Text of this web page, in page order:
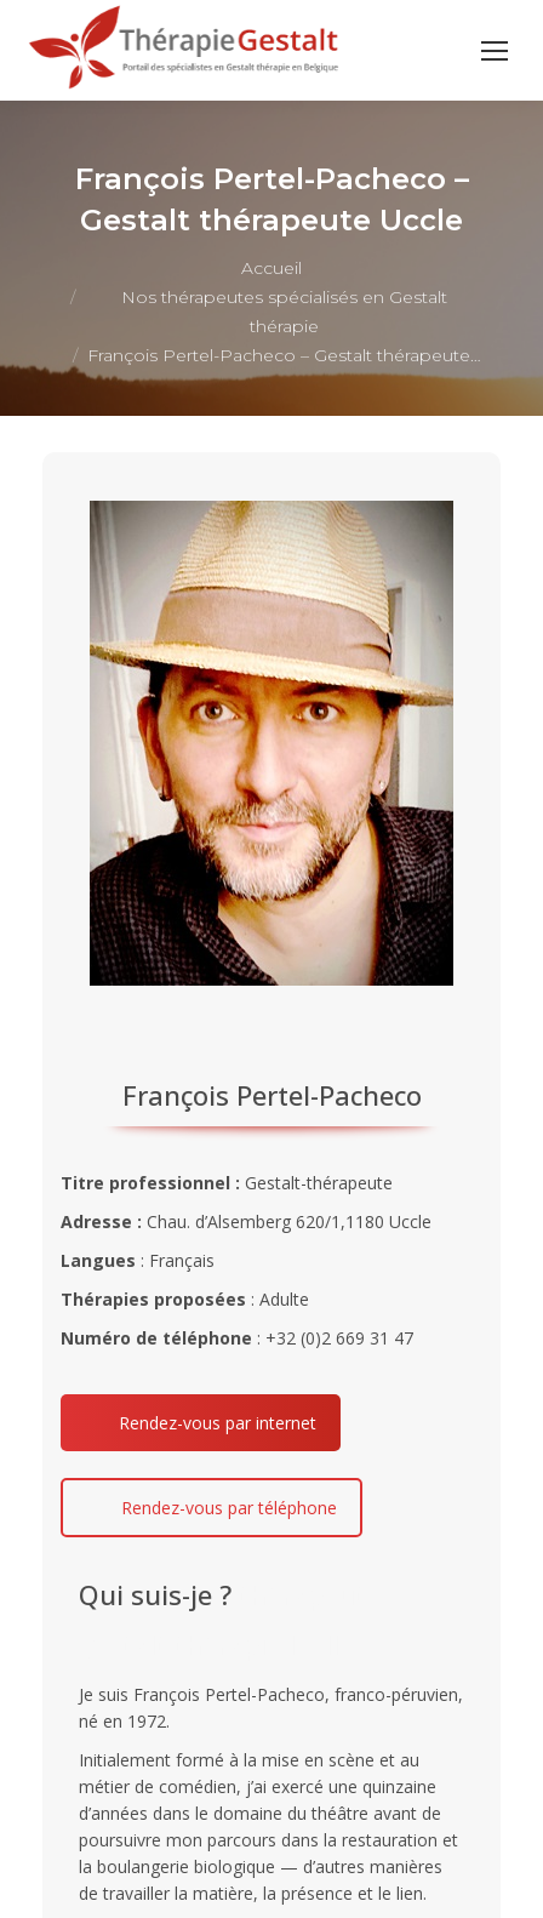
François Pertel-Pacheco –
Gestalt thérapeute Uccle
Accueil
Nos thérapeutes spécialisés en Gestalt
thérapie
François Pertel-Pacheco – Gestalt thérapeute…
François Pertel-Pacheco
Titre professionnel : Gestalt-thérapeute
Adresse : Chau. d’Alsemberg 620/1,1180 Uccle
Langues : Français
Thérapies proposées : Adulte
Numéro de téléphone : +32 (0)2 669 31 47
Rendez-vous par internet
Rendez-vous par téléphone
Qui suis-je ?
Je suis François Pertel-Pacheco, franco-péruvien,
né en 1972.
Initialement formé à la mise en scène et au
métier de comédien, j’ai exercé une quinzaine
d’années dans le domaine du théâtre avant de
poursuivre mon parcours dans la restauration et
la boulangerie biologique — d’autres manières
de travailler la matière, la présence et le lien.